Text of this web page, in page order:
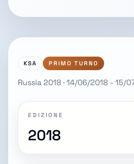
KSA PRIMO TURNO
Russia 2018 · 14/06/2018 - 15/
EDIZIONE
2018